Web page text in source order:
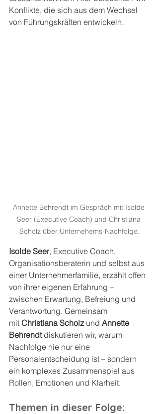
Konflikte, die sich aus dem Wechsel
von Führungskräften entwickeln.
Annette Behrendt im Gespräch mit Isolde
Seer (Executive Coach) und Christiana
Scholz über Unternehems-Nachfolge.
Isolde Seer, Executive Coach,
Organisationsberaterin und selbst aus
einer Unternehmerfamilie, erzählt offen
von ihrer eigenen Erfahrung –
zwischen Erwartung, Befreiung und
Verantwortung. Gemeinsam
mit Christiana Scholz und Annette
Behrendt diskutieren wir, warum
Nachfolge nie nur eine
Personalentscheidung ist – sondern
ein komplexes Zusammenspiel aus
Rollen, Emotionen und Klarheit.
Themen in dieser Folge: